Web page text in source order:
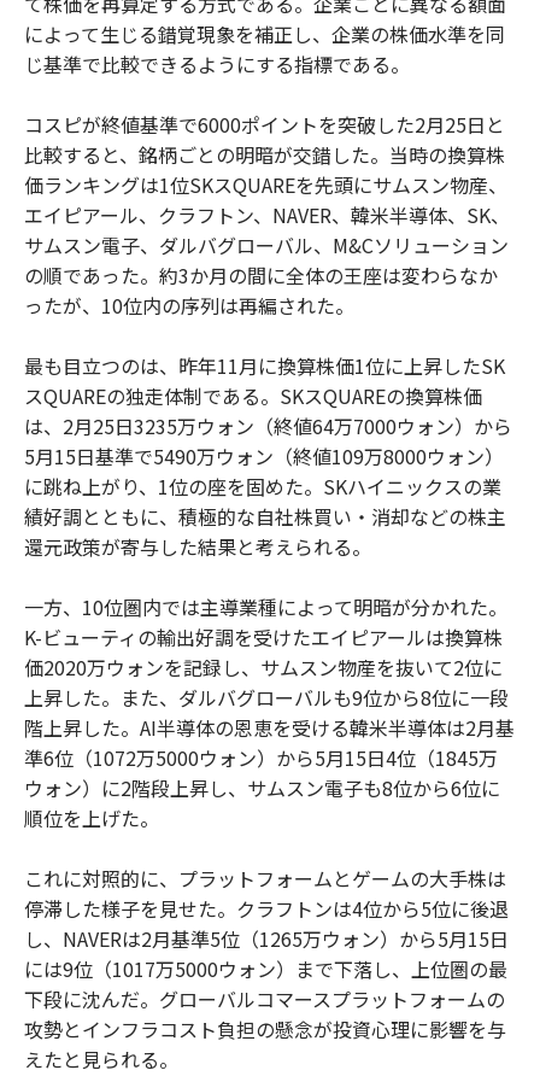
によって生じる錯覚現象を補正し、企業の株価水準を同
じ基準で比較できるようにする指標である。
コスピが終値基準で6000ポイントを突破した2月25日と
比較すると、銘柄ごとの明暗が交錯した。当時の換算株
価ランキングは1位SKスQUAREを先頭にサムスン物産、
エイピアール、クラフトン、NAVER、韓米半導体、SK、
サムスン電子、ダルバグローバル、M&Cソリューション
の順であった。約3か月の間に全体の王座は変わらなか
ったが、10位内の序列は再編された。
最も目立つのは、昨年11月に換算株価1位に上昇したSK
スQUAREの独走体制である。SKスQUAREの換算株価
は、2月25日3235万ウォン（終値64万7000ウォン）から
5月15日基準で5490万ウォン（終値109万8000ウォン）
に跳ね上がり、1位の座を固めた。SKハイニックスの業
績好調とともに、積極的な自社株買い・消却などの株主
還元政策が寄与した結果と考えられる。
一方、10位圏内では主導業種によって明暗が分かれた。
K-ビューティの輸出好調を受けたエイピアールは換算株
価2020万ウォンを記録し、サムスン物産を抜いて2位に
上昇した。また、ダルバグローバルも9位から8位に一段
階上昇した。AI半導体の恩恵を受ける韓米半導体は2月基
準6位（1072万5000ウォン）から5月15日4位（1845万
ウォン）に2階段上昇し、サムスン電子も8位から6位に
順位を上げた。
これに対照的に、プラットフォームとゲームの大手株は
停滞した様子を見せた。クラフトンは4位から5位に後退
し、NAVERは2月基準5位（1265万ウォン）から5月15日
には9位（1017万5000ウォン）まで下落し、上位圏の最
下段に沈んだ。グローバルコマースプラットフォームの
攻勢とインフラコスト負担の懸念が投資心理に影響を与
えたと見られる。